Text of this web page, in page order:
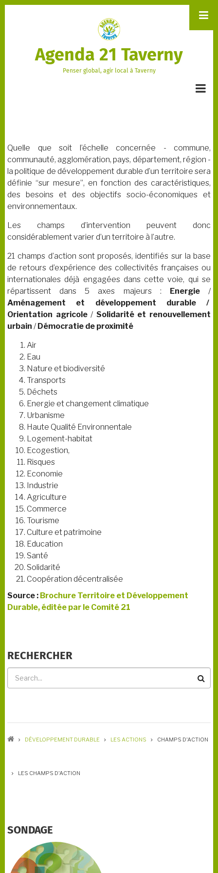
Aller
Agenda 21 Taverny
Penser global, agir local à Taverny
Quelle que soit l’échelle concernée - commune,
communauté, agglomération, pays, département, région -
la politique de développement durable d’un territoire sera
définie “sur mesure”, en fonction des caractéristiques,
des besoins et des objectifs socio-économiques et
environnementaux.
Les champs d’intervention peuvent donc
considérablement varier d’un territoire à l’autre.
21 champs d’action sont proposés, identifiés sur la base
de retours d’expérience des collectivités françaises ou
internationales déjà engagées dans cette voie, qui se
répartissent dans 5 axes majeurs : Energie/
Aménagement et développement durable /
Orientation agricole/ Solidarité et renouvellement
urbain / Démocratie de proximité
Air
Eau
Nature et biodiversité
Transports
Déchets
Energie et changement climatique
Urbanisme
Haute Qualité Environnentale
Logement-habitat
Ecogestion,
Risques
Economie
Industrie
Agriculture
Commerce
Tourisme
Culture et patrimoine
Education
Santé
Solidarité
Coopération décentralisée
Source : Brochure Territoire et Développement
Durable, éditée par le Comité 21
RECHERCHER
D'ARIANE
DÉVELOPPEMENT DURABLE LES ACTIONS CHAMPS D'ACTION
LES CHAMPS D'ACTION
SONDAGE